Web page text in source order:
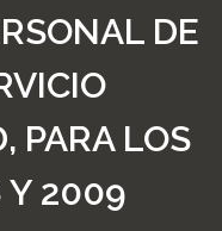
de ley
¿Y
PLENA y
DE
PARA LOS
Y 2009